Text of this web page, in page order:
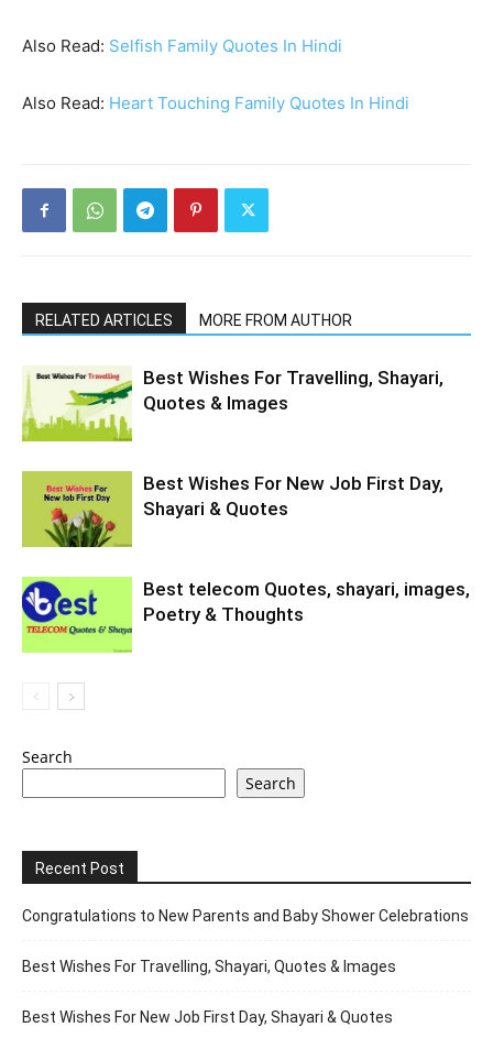
Also Read: Selfish Family Quotes In Hindi
Also Read: Heart Touching Family Quotes In Hindi
RELATED ARTICLES MORE FROM AUTHOR
Best Wishes For Travelling, Shayari,
Quotes & Images
Best Wishes For New Job First Day,
Shayari & Quotes
Best telecom Quotes, shayari, images,
Poetry & Thoughts
Search
Search
Recent Post
Congratulations to New Parents and Baby Shower Celebrations
Best Wishes For Travelling, Shayari, Quotes & Images
Best Wishes For New Job First Day, Shayari & Quotes